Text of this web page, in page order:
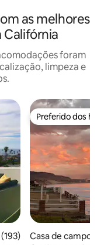
as melhores
Califórnia
foram
limpeza e
uma avaliação média de
Preferido dos
Preferido dos
Casa de campo ⋅